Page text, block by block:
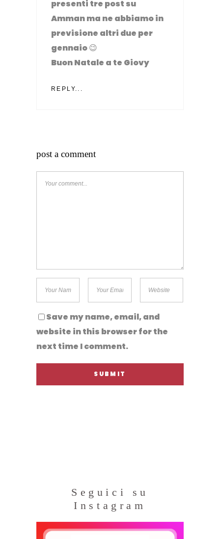
presenti tre post su
Amman ma ne abbiamo in
previsione altri due per
gennaio 😉
Buon Natale a te Giovy
REPLY...
post a comment
Save my name, email, and
website in this browser for the
next time I comment.
Seguici su
Instagram